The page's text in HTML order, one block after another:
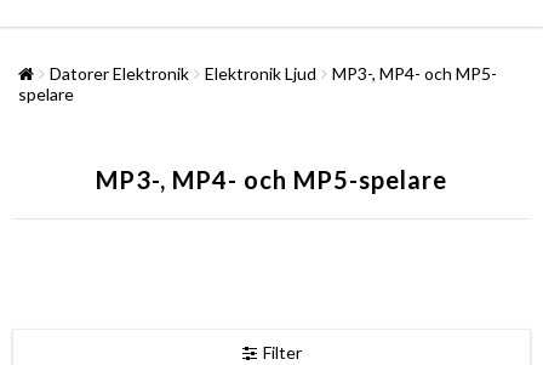
Datorer Elektronik Elektronik Ljud
MP3-, MP4- och MP5-
spelare
MP3-, MP4- och MP5-spelare
Filter